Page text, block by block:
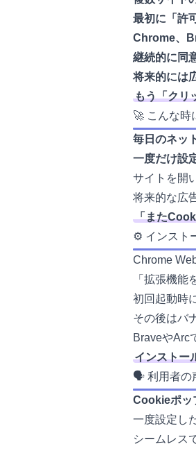
最初に「許
Chrome、
継続的に同
将来的には
もう「クリ
🚀 こんな時
毎日のネッ
一度だけ設
サイトを開
将来的な広
「また
⚙️ インスト
Chrome
「拡張機能
初回起動時
その後はバ
BraveやArc
インストー
🗣️ 利用者の
Cookieポッ
一度設定し
シームレス